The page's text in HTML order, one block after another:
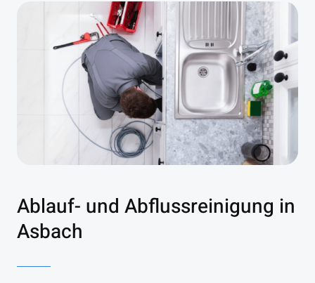
Ablauf- und Abflussreinigung in
Asbach